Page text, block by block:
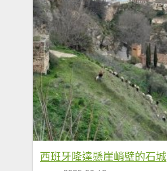
西班牙隆達懸崖峭壁的石城